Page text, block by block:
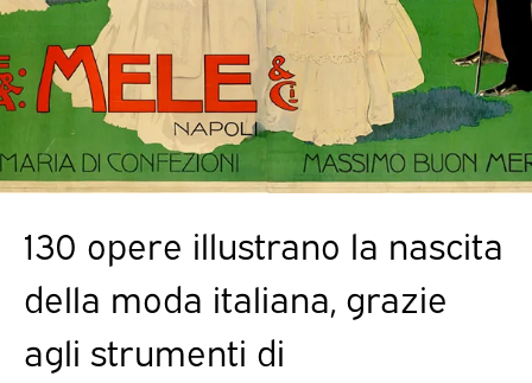
130 opere illustrano la nascita
della moda italiana, grazie
agli strumenti di